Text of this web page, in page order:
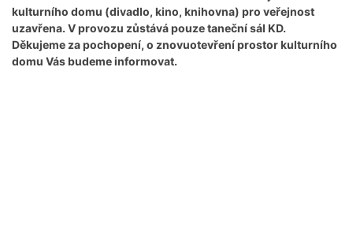
kulturního domu (divadlo, kino, knihovna) pro veřejnost
uzavřena. V provozu zůstává pouze taneční sál KD.
Děkujeme za pochopení, o znovuotevření prostor kulturního
domu Vás budeme informovat.